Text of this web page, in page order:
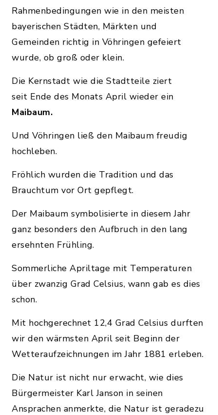
Rahmenbedingungen wie in den meisten
bayerischen Städten, Märkten und
Gemeinden richtig in Vöhringen gefeiert
wurde, ob groß oder klein.
Die Kernstadt wie die Stadtteile ziert
seit Ende des Monats April wieder ein
Maibaum.
Und Vöhringen ließ den Maibaum freudig
hochleben.
Fröhlich wurden die Tradition und das
Brauchtum vor Ort gepflegt.
Der Maibaum symbolisierte in diesem Jahr
ganz besonders den Aufbruch in den lang
ersehnten Frühling.
Sommerliche Apriltage mit Temperaturen
über zwanzig Grad Celsius, wann gab es dies
schon.
Mit hochgerechnet 12,4 Grad Celsius durften
wir den wärmsten April seit Beginn der
Wetteraufzeichnungen im Jahr 1881 erleben.
Die Natur ist nicht nur erwacht, wie dies
Bürgermeister Karl Janson in seinen
Ansprachen anmerkte, die Natur ist geradezu